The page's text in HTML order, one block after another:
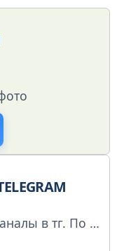
Биржа расценок на каналы в тг. По вопросам размещения рекламы - @KiriLL_rek